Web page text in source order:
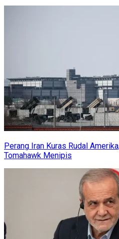
Perang Iran Kuras Rudal
Tomahawk Menipis